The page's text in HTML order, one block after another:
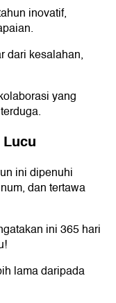
inovatif,
dari kesalahan,
yang
ini dipenuhi
dan tertawa
ini 365 hari
lama daripada